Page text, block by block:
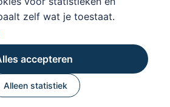
Filosofie. Duurzaamheid.
filosoof en informaticus
toegankelijk maakt voor een
Bekijk spreker
zelf wat je toestaat.
accepteren
Alleen statistiek